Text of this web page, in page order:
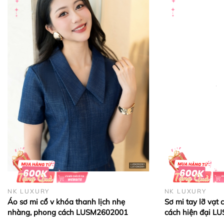
NGÀY
+ Khách hàng được đổi size, đổi màu trong 7 ngày
kể từ ngày nhận hàng, điều kiện sản phẩm còn
nguyên tem, mác của công ty và chưa qua sử dụng.
+ Đối với sản phẩm thanh lý trên 50% (hàng xả),
công ty không hỗ trợ đổi trả dưới mọi hình thức.
- Giao hàng trên toàn quốc, nhận hàng trả tiền
_____________________________________________
❤ NK LUXURY ❤
Thương hiệu thời trang cao cấp mới
- Sáng lập bởi Ông LEE YUN HYEONG đến từ Hàn
Quốc và Bà ĐỒNG THỊ DIỄM TRANG là người Việt
Nam
NK LUXURY
Áo sơ mi cổ v khóa thanh lịch nhẹ
nhàng, phong cách LUSM2602001
NK LUXURY
Sơ mi tay lỡ vạt
cách hiện đại